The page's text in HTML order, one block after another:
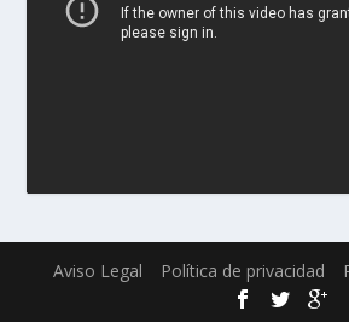
Aviso Legal Política de privacidad